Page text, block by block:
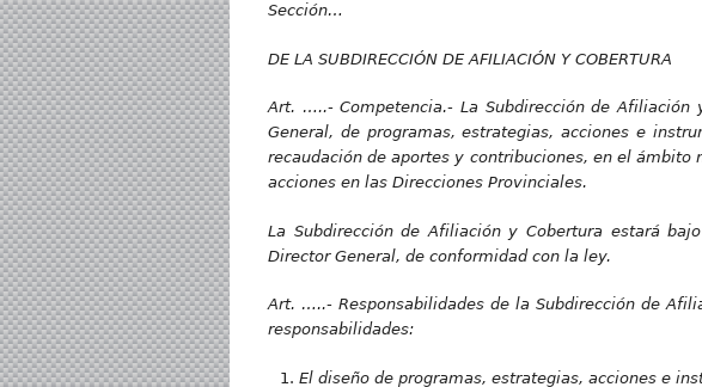
Sección…
DE LA SUBDIRECCIÓN DE AFILIACIÓN Y COBERTURA
Art. …..- Competencia.-La Subdirección de Afiliación
General, de programas, estrategias, acciones e
recaudación de aportes y contribuciones, en el
acciones en las Direcciones Provinciales.
La Subdirección de Afiliación y Cobertura estará
Director General, de conformidad con la ley.
Art. …..- Responsabilidades de la Subdirección de
responsabilidades:
El diseño de programas, estrategias, acciones e